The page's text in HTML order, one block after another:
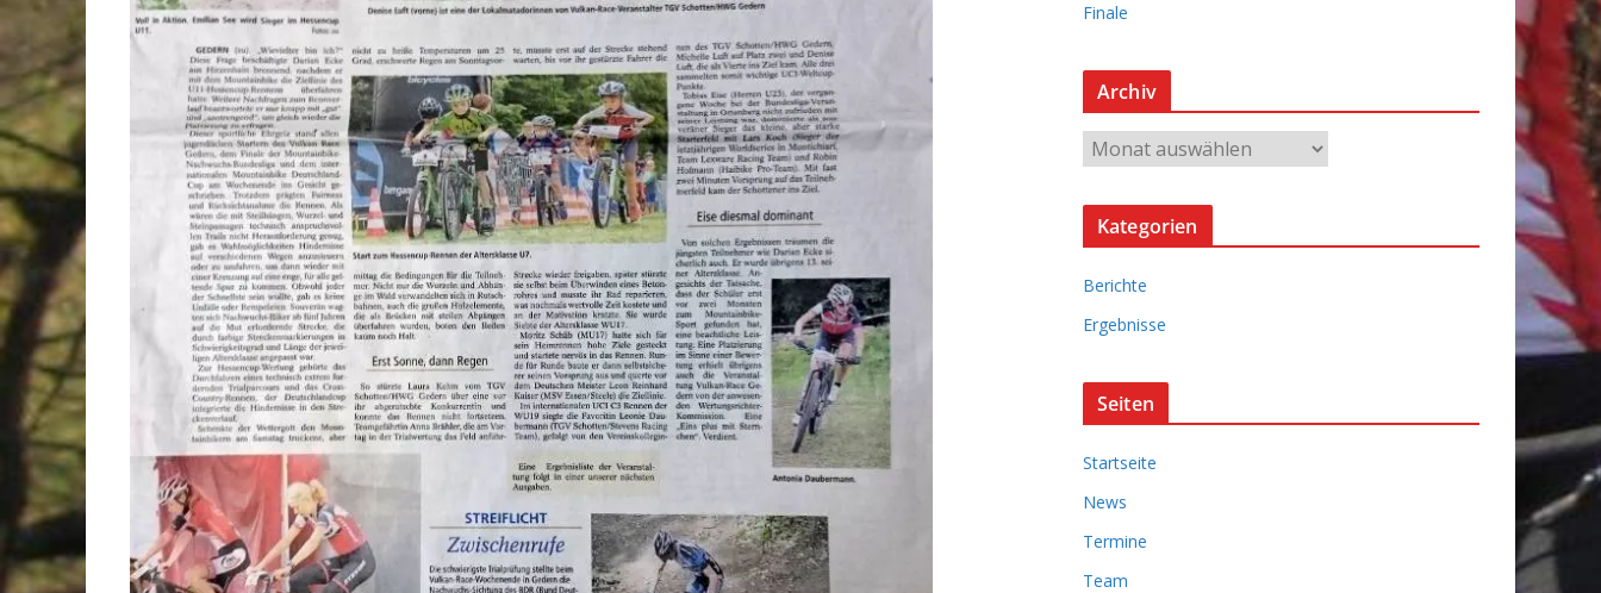
Finale
Archiv
r
c
v
Kategorien
Berichte
Ergebnisse
Seiten
Startseite
News
Termine
Team